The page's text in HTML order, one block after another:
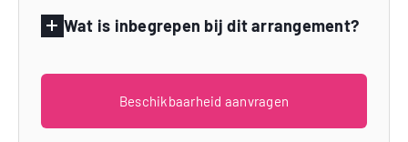
Wat is inbegrepen bij dit arrangement?
Beschikbaarheid aanvragen